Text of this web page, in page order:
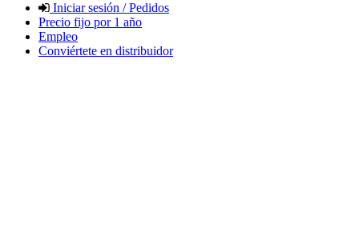
Iniciar sesión / Pedidos
Precio fijo por 1 año
Empleo
Conviértete en distribuidor